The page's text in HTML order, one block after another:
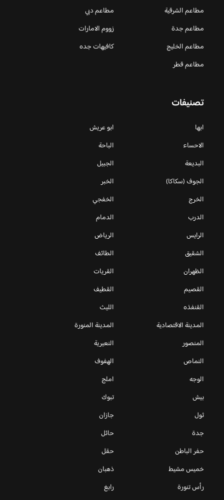
مطاعم الشرقية
مطاعم دبي
مطاعم جدة
زووم الامارات
مطاعم الخليج
كافيهات جده
مطاعم قطر
تصنيفات
ابها
ابو عريش
الاحساء
الباحة
البديعة
الجبيل
الجوف (سكاكا)
الخبر
الخرج
الخفجي
الدرب
الدمام
الرايس
الرياض
الشقيق
الطائف
الظهران
القريات
القصيم
القطيف
القنفذه
الليث
المدينة الاقتصادية
المدينة المنورة
المنصور
النعيرية
النماص
الهفوف
الوجه
املج
بيش
تبوك
ثول
جازان
جدة
حائل
حفر الباطن
حقل
خميس مشيط
ذهبان
رأس تنورة
رابغ